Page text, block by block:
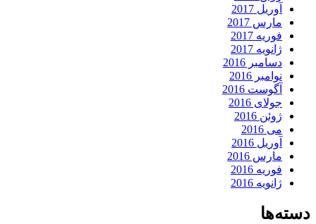
آوریل 2017
مارس 2017
فوریه 2017
ژانویه 2017
دسامبر 2016
نوامبر 2016
آگوست 2016
جولای 2016
ژوئن 2016
می 2016
آوریل 2016
مارس 2016
فوریه 2016
ژانویه 2016
دسته‌ها